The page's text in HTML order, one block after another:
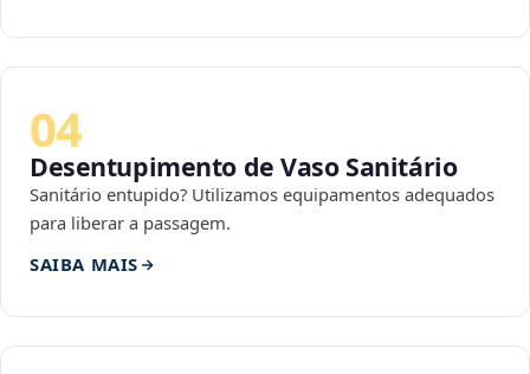
04
Desentupimento de Vaso Sanitário
Sanitário entupido? Utilizamos equipamentos adequados
para liberar a passagem.
SAIBA MAIS